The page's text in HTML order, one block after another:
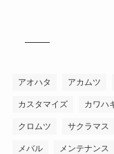
アオハタ アカムツ
カスタマイズ カワハ
クロムツ サクラマス
メバル メンテナンス